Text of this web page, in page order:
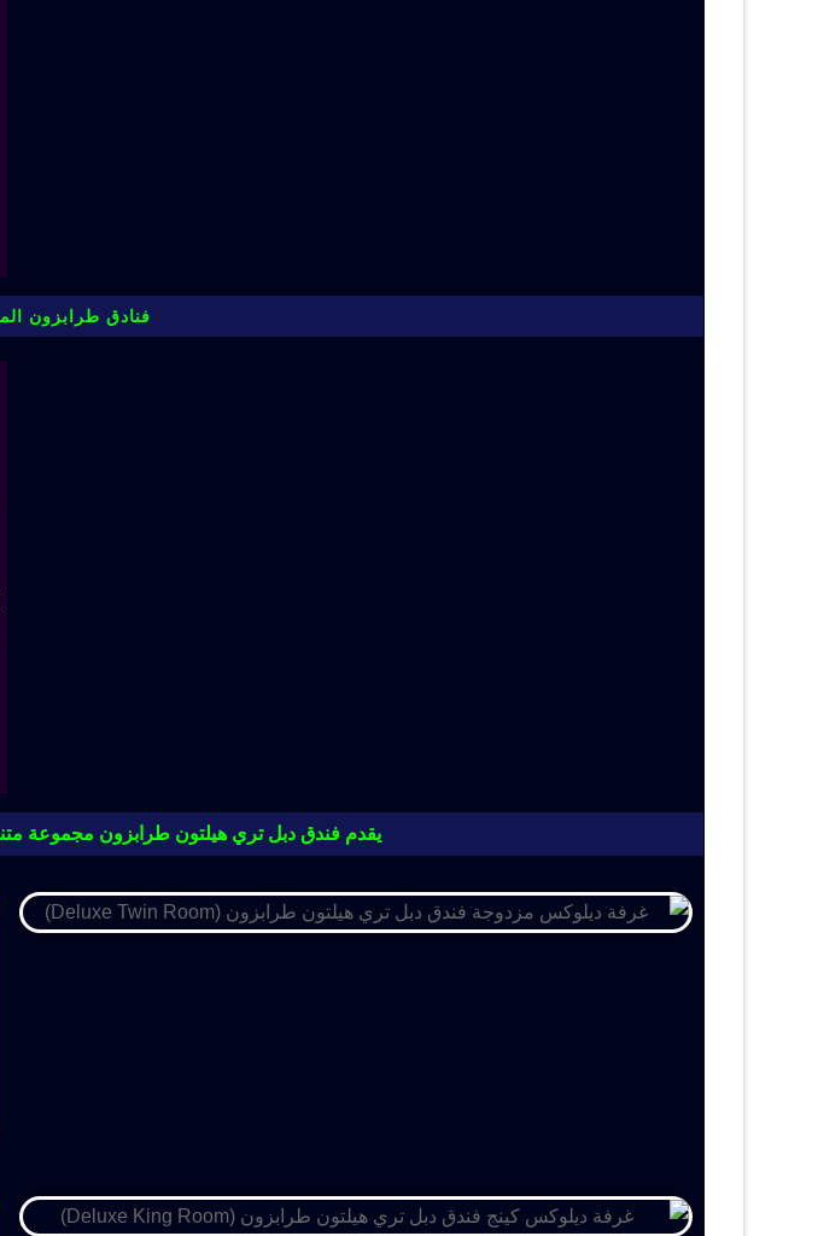
فنادق طرابزون
يقدم فندق دبل تري هيلتون طرابزون مجموعة